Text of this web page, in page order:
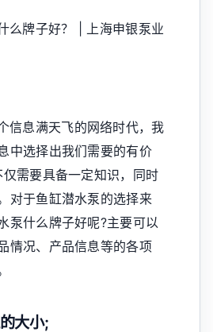
么牌子好？ | 上海申银泵业
信息满天飞的网络时代，我
中选择出我们需要的有价
需要具备一定知识，同时
对于鱼缸潜水泵的选择来
泵什么牌子好呢?主要可以
情况、产品信息等的各项
大小;